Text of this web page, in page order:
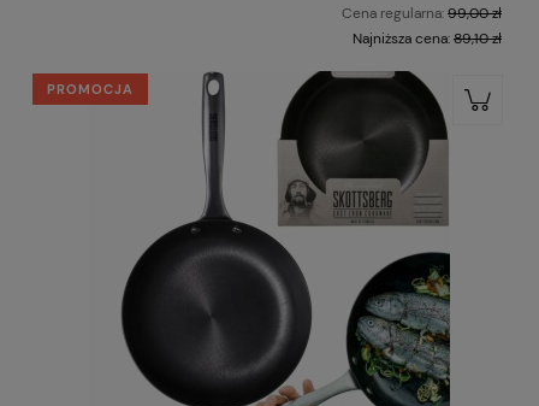
Cena regularna:99,00 zł
Najniższa cena:89,10 zł
PROMOCJA